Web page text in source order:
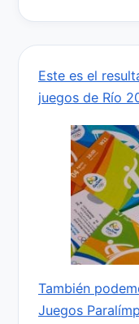
Este es el
juegos de Río
También
Juegos